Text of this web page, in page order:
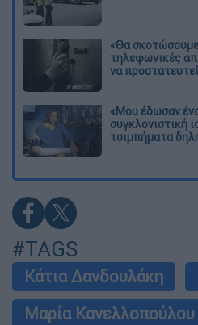
«Θα σκοτώσουμε
τηλεφωνικές
να
«Μου έδωσαν
συγκλονιστική
τσιμπήματα
#TAGS
Κάτια Δανδουλάκη
Μαρία Κανελλοπούλου